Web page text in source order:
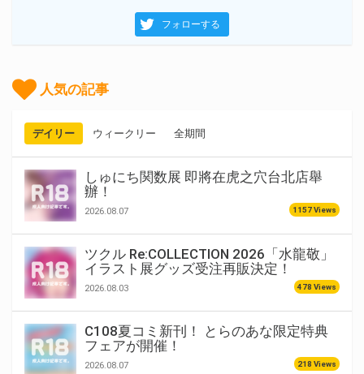
フォローする
人気の記事
デイリー ウィークリー 全期間
しゅにち関数展 即將在虎之穴台北店舉
辦！
2026.08.07 1157 Views
ツクル Re:COLLECTION 2026「水龍敬」
イラスト展グッズ受注再販決定！
2026.08.03 478 Views
C108夏コミ新刊！ とらのあな限定特典
フェアが開催！
2026.08.07 218 Views